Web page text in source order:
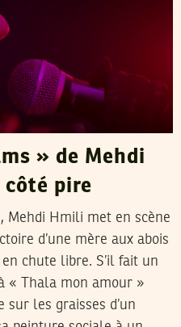
» de Mehdi
pire
Mehdi Hmili met en scène
d’une mère aux abois
chute libre. S’il fait un
« Thala mon amour »
sur les graisses d’un